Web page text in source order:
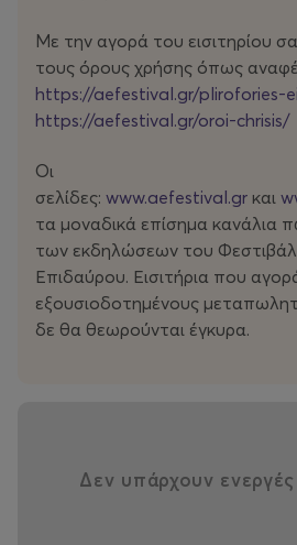
Σχολής Καλών Τεχνών του
Πανεπιστημίου Θεσσαλονίκης
εργασία πάνω στην κατεύθυνση
Έκτοτε το έργο ταξίδεψε σε
στο θέατρο Αμαλία στη
Δεκέμβριος 2025).
Με την αγορά του εισιτηρίου
τους όρους χρήσης όπως
https://aefestival.gr/plirofories-
https://aefestival.gr/oroi-chrisis/
Οι
σελίδες: www.aefestival.gr και
τα μοναδικά επίσημα κανάλια
των εκδηλώσεων του
Επιδαύρου. Εισιτήρια που
εξουσιοδοτημένους
δε θα θεωρούνται έγκυρα.
Δεν υπάρχουν